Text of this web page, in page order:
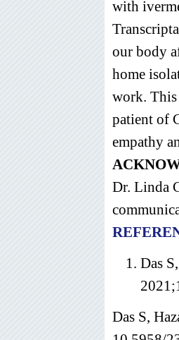
with
our body
home
work. This
patient of
empathy
Dr. Linda
Das
Das S,